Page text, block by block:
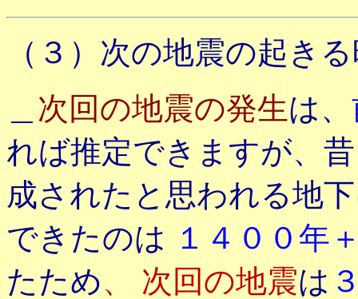
（３）次の地震の起き
次回の地震の発生は、
れば推定できますが、
成されたと思われる地
できたのは １４００年
たため、 次回の地震は